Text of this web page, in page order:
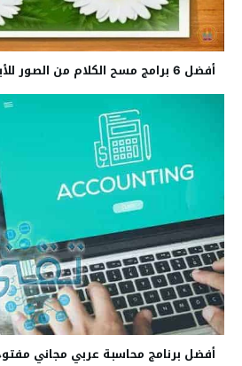
أفضل 6 برامج مسح الكلام من الصور للأيفون
أفضل برنامج محاسبة عربي مجاني